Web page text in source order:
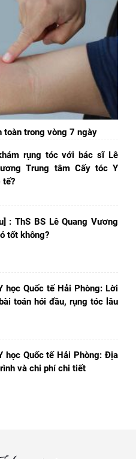
toàn trong vòng 7 ngày
rụng tóc với bác sĩ Lê
Trung tâm Cấy tóc Y
tế?
: ThS BS Lê Quang Vương
tốt không?
học Quốc tế Hải Phòng: Lời
toán hói đầu, rụng tóc lâu
học Quốc tế Hải Phòng: Địa
và chi phí chi tiết